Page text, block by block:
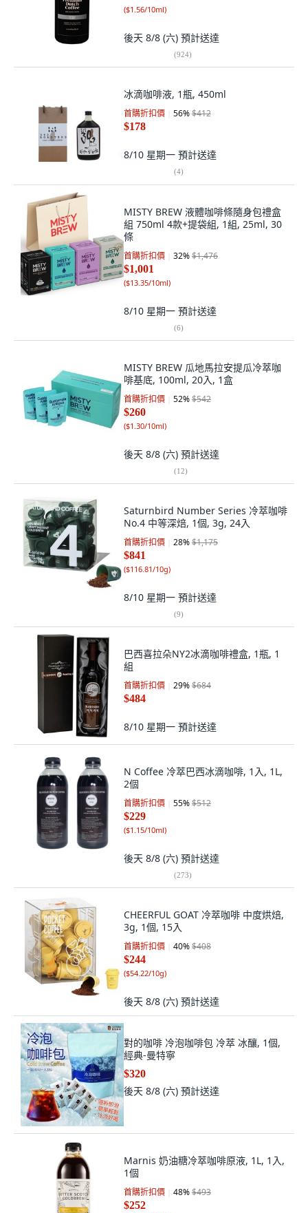
($1.56/10ml)
後天 8/8 (六) 預計送達
(924)
冰滴咖啡液, 1瓶, 450ml
首購折扣價 56%$412
$178
8/10 星期一 預計送達
(4)
MISTY BREW 液體咖啡條隨身包禮盒
組 750ml 4款+提袋組, 1組, 25ml, 30
條
首購折扣價 32%$1,476
$1,001
($13.35/10ml)
8/10 星期一 預計送達
(6)
MISTY BREW 瓜地馬拉安提瓜冷萃咖
啡基底, 100ml, 20入, 1盒
首購折扣價 52%$542
$260
($1.30/10ml)
後天 8/8 (六) 預計送達
(12)
Saturnbird Number Series 冷萃咖啡
No.4 中等深焙, 1個, 3g, 24入
首購折扣價 28%$1,175
$841
($116.81/10g)
8/10 星期一 預計送達
(9)
巴西喜拉朵NY2冰滴咖啡禮盒, 1瓶, 1
組
首購折扣價 29%$684
$484
8/10 星期一 預計送達
N Coffee 冷萃巴西冰滴咖啡, 1入, 1L,
2個
首購折扣價 55%$512
$229
($1.15/10ml)
後天 8/8 (六) 預計送達
(273)
CHEERFUL GOAT 冷萃咖啡 中度烘焙,
3g, 1個, 15入
首購折扣價 40%$408
$244
($54.22/10g)
後天 8/8 (六) 預計送達
對的咖啡 冷泡咖啡包 冷萃 冰釀, 1個,
經典-曼特寧
$320
後天 8/8 (六) 預計送達
Marnis 奶油糖冷萃咖啡原液, 1L, 1入,
1個
首購折扣價 48%$493
$252